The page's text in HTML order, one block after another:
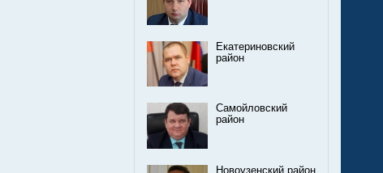
Екатериновский
район
Самойловский
район
Новоузенский район